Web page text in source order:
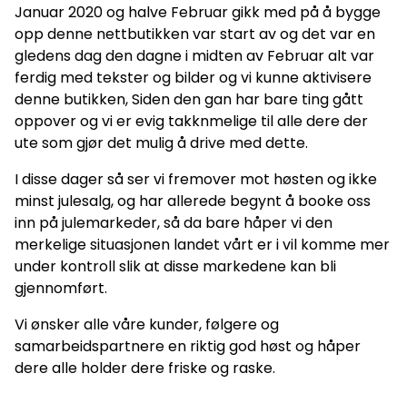
Januar 2020 og halve Februar gikk med på å bygge
opp denne nettbutikken var start av og det var en
gledens dag den dagne i midten av Februar alt var
ferdig med tekster og bilder og vi kunne aktivisere
denne butikken, Siden den gan har bare ting gått
oppover og vi er evig takknmelige til alle dere der
ute som gjør det mulig å drive med dette.
I disse dager så ser vi fremover mot høsten og ikke
minst julesalg, og har allerede begynt å booke oss
inn på julemarkeder, så da bare håper vi den
merkelige situasjonen landet vårt er i vil komme mer
under kontroll slik at disse markedene kan bli
gjennomført.
Vi ønsker alle våre kunder, følgere og
samarbeidspartnere en riktig god høst og håper
dere alle holder dere friske og raske.